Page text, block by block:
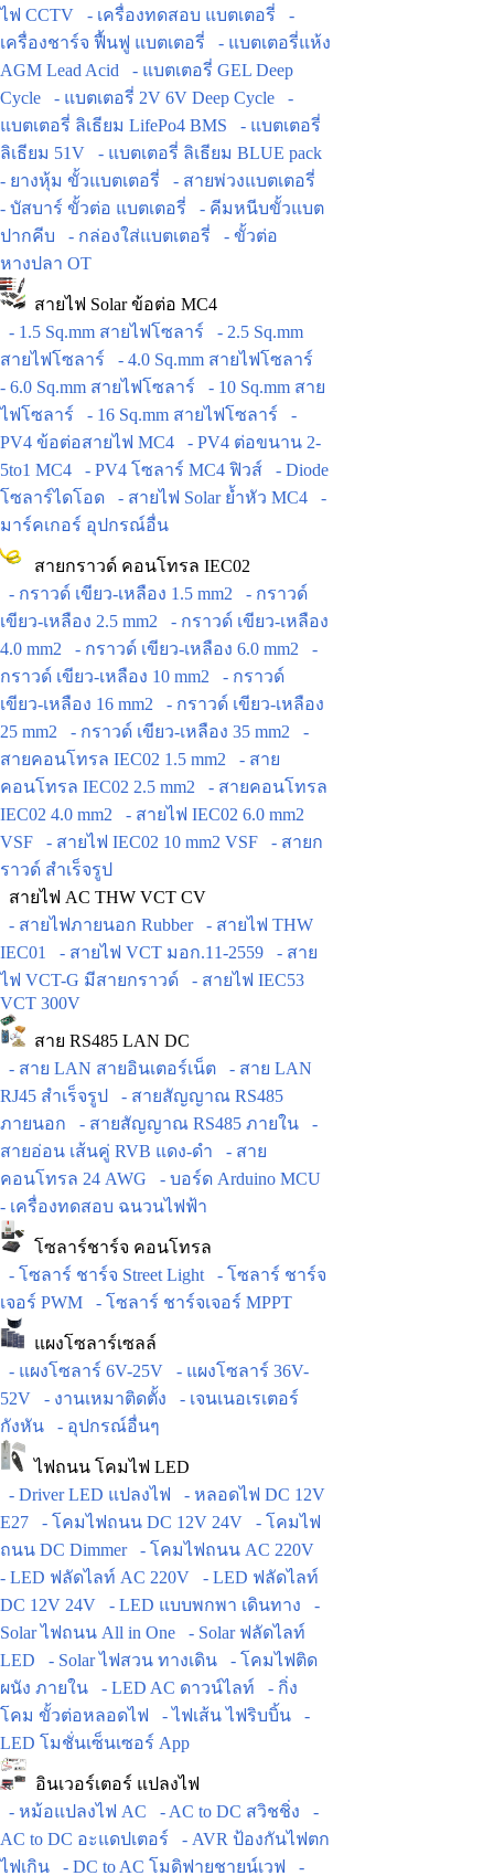
ไฟ CCTV
- เครื่องทดสอบ แบตเตอรี่
-
เครื่องชาร์จ ฟื้นฟู แบตเตอรี่
- แบตเตอรี่แห้ง
AGM Lead Acid
- แบตเตอรี่ GEL Deep
Cycle
- แบตเตอรี่ 2V 6V Deep Cycle
-
แบตเตอรี่ ลิเธียม LifePo4 BMS
- แบตเตอรี่
ลิเธียม 51V
- แบตเตอรี่ ลิเธียม BLUE pack
- ยางหุ้ม ขั้วแบตเตอรี่
- สายพ่วงแบตเตอรี่
- บัสบาร์ ขั้วต่อ แบตเตอรี่
- คีมหนีบขั้วแบต
ปากคีบ
- กล่องใส่แบตเตอรี่
- ขั้วต่อ
หางปลา OT
สายไฟ Solar ข้อต่อ MC4
- 1.5 Sq.mm สายไฟโซลาร์
- 2.5 Sq.mm
สายไฟโซลาร์
- 4.0 Sq.mm สายไฟโซลาร์
- 6.0 Sq.mm สายไฟโซลาร์
- 10 Sq.mm สาย
ไฟโซลาร์
- 16 Sq.mm สายไฟโซลาร์
-
PV4 ข้อต่อสายไฟ MC4
- PV4 ต่อขนาน 2-
5to1 MC4
- PV4 โซลาร์ MC4 ฟิวส์
- Diode
โซลาร์ไดโอด
- สายไฟ Solar ย้ำหัว MC4
-
มาร์คเกอร์ อุปกรณ์อื่น
สายกราวด์ คอนโทรล IEC02
- กราวด์ เขียว-เหลือง 1.5 mm2
- กราวด์
เขียว-เหลือง 2.5 mm2
- กราวด์ เขียว-เหลือง
4.0 mm2
- กราวด์ เขียว-เหลือง 6.0 mm2
-
กราวด์ เขียว-เหลือง 10 mm2
- กราวด์
เขียว-เหลือง 16 mm2
- กราวด์ เขียว-เหลือง
25 mm2
- กราวด์ เขียว-เหลือง 35 mm2
-
สายคอนโทรล IEC02 1.5 mm2
- สาย
คอนโทรล IEC02 2.5 mm2
- สายคอนโทรล
IEC02 4.0 mm2
- สายไฟ IEC02 6.0 mm2
VSF
- สายไฟ IEC02 10 mm2 VSF
- สายก
ราวด์ สำเร็จรูป
สายไฟ AC THW VCT CV
- สายไฟภายนอก Rubber
- สายไฟ THW
IEC01
- สายไฟ VCT มอก.11-2559
- สาย
ไฟ VCT-G มีสายกราวด์
- สายไฟ IEC53
VCT 300V
สาย RS485 LAN DC
- สาย LAN สายอินเตอร์เน็ต
- สาย LAN
RJ45 สำเร็จรูป
- สายสัญญาณ RS485
ภายนอก
- สายสัญญาณ RS485 ภายใน
-
สายอ่อน เส้นคู่ RVB แดง-ดำ
- สาย
คอนโทรล 24 AWG
- บอร์ด Arduino MCU
- เครื่องทดสอบ ฉนวนไฟฟ้า
โซลาร์ชาร์จ คอนโทรล
- โซลาร์ ชาร์จ Street Light
- โซลาร์ ชาร์จ
เจอร์ PWM
- โซลาร์ ชาร์จเจอร์ MPPT
แผงโซลาร์เซลล์
- แผงโซลาร์ 6V-25V
- แผงโซลาร์ 36V-
52V
- งานเหมาติดตั้ง
- เจนเนอเรเตอร์
กังหัน
- อุปกรณ์อื่นๆ
ไฟถนน โคมไฟ LED
- Driver LED แปลงไฟ
- หลอดไฟ DC 12V
E27
- โคมไฟถนน DC 12V 24V
- โคมไฟ
ถนน DC Dimmer
- โคมไฟถนน AC 220V
- LED ฟลัดไลท์ AC 220V
- LED ฟลัดไลท์
DC 12V 24V
- LED แบบพกพา เดินทาง
-
Solar ไฟถนน All in One
- Solar ฟลัดไลท์
LED
- Solar ไฟสวน ทางเดิน
- โคมไฟติด
ผนัง ภายใน
- LED AC ดาวน์ไลท์
- กิ่ง
โคม ขั้วต่อหลอดไฟ
- ไฟเส้น ไฟริบบิ้น
-
LED โมชั่นเซ็นเซอร์ App
อินเวอร์เตอร์ แปลงไฟ
- หม้อแปลงไฟ AC
- AC to DC สวิชชิ่ง
-
AC to DC อะแดปเตอร์
- AVR ป้องกันไฟตก
ไฟเกิน
- DC to AC โมดิฟายชายน์เวฟ -